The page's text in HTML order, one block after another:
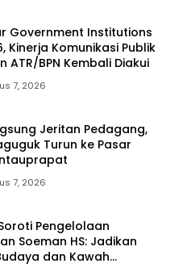
Government Institutions
Kinerja Komunikasi Publik
ATR/BPN Kembali Diakui
7, 2026
Jeritan Pedagang,
Turun ke Pasar
7, 2026
Pengelolaan
Soeman HS: Jadikan
dan Kawah
Intelektual